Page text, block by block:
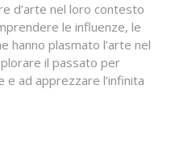
d’arte nel loro contesto
le influenze, le
hanno plasmato l’arte nel
il passato per
ad apprezzare l’infinita